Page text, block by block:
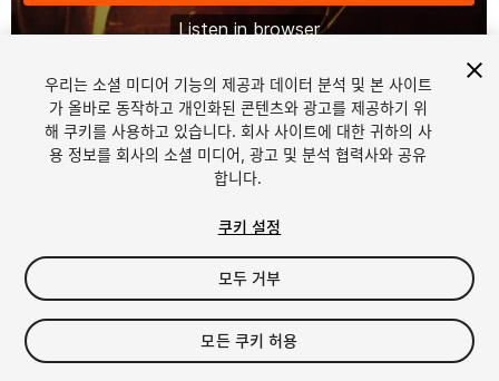
1/ 4
$8.50
세금/부가세는 결제 시 반영됩니다.
우리는 소셜 미디어 기능의 제공과 데이터 분석 및 본 사이트
가 올바로 동작하고 개인화된 콘텐츠와 광고를 제공하기 위
해 쿠키를 사용하고 있습니다. 회사 사이트에 대한 귀하의 사
용 정보를 회사의 소셜 미디어, 광고 및 분석 협력사와 공유
합니다.
쿠키 설정
모두 거부
모든 쿠키 허용